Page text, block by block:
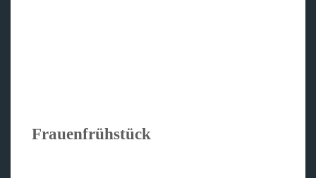
Frauenfrühstück